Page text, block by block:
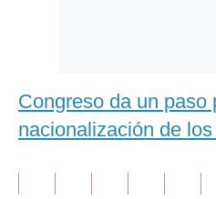
Congreso da un paso
nacionalización de